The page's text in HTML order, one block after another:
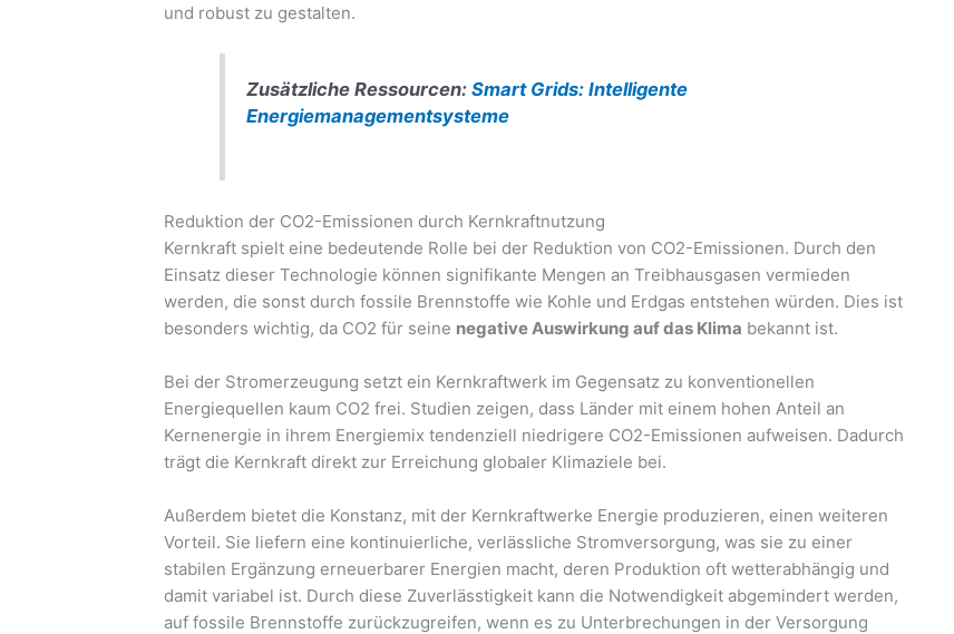
und robust zu gestalten.
Zusätzliche Ressourcen:Smart Grids: Intelligente
Energiemanagementsysteme
Reduktion der CO2-Emissionen durch Kernkraftnutzung
Kernkraft spielt eine bedeutende Rolle bei der Reduktion von CO2-Emissionen. Durch den
Einsatz dieser Technologie können signifikante Mengen an Treibhausgasen vermieden
werden, die sonst durch fossile Brennstoffe wie Kohle und Erdgas entstehen würden. Dies ist
besonders wichtig, da CO2 für seine negative Auswirkung auf das Klima bekannt ist.
Bei der Stromerzeugung setzt ein Kernkraftwerk im Gegensatz zu konventionellen
Energiequellen kaum CO2 frei. Studien zeigen, dass Länder mit einem hohen Anteil an
Kernenergie in ihrem Energiemix tendenziell niedrigere CO2-Emissionen aufweisen. Dadurch
trägt die Kernkraft direkt zur Erreichung globaler Klimaziele bei.
Außerdem bietet die Konstanz, mit der Kernkraftwerke Energie produzieren, einen weiteren
Vorteil. Sie liefern eine kontinuierliche, verlässliche Stromversorgung, was sie zu einer
stabilen Ergänzung erneuerbarer Energien macht, deren Produktion oft wetterabhängig und
damit variabel ist. Durch diese Zuverlässtigkeit kann die Notwendigkeit abgemindert werden,
auf fossile Brennstoffe zurückzugreifen, wenn es zu Unterbrechungen in der Versorgung